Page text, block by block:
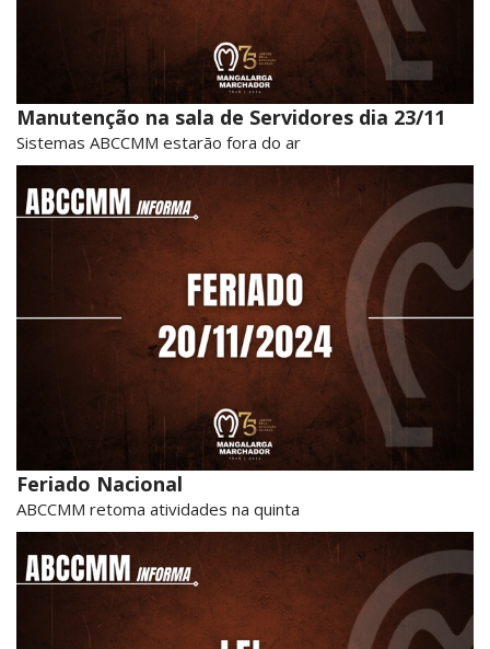
Manutenção na sala de Servidores dia 23/11
Sistemas ABCCMM estarão fora do ar
Feriado Nacional
ABCCMM retoma atividades na quinta